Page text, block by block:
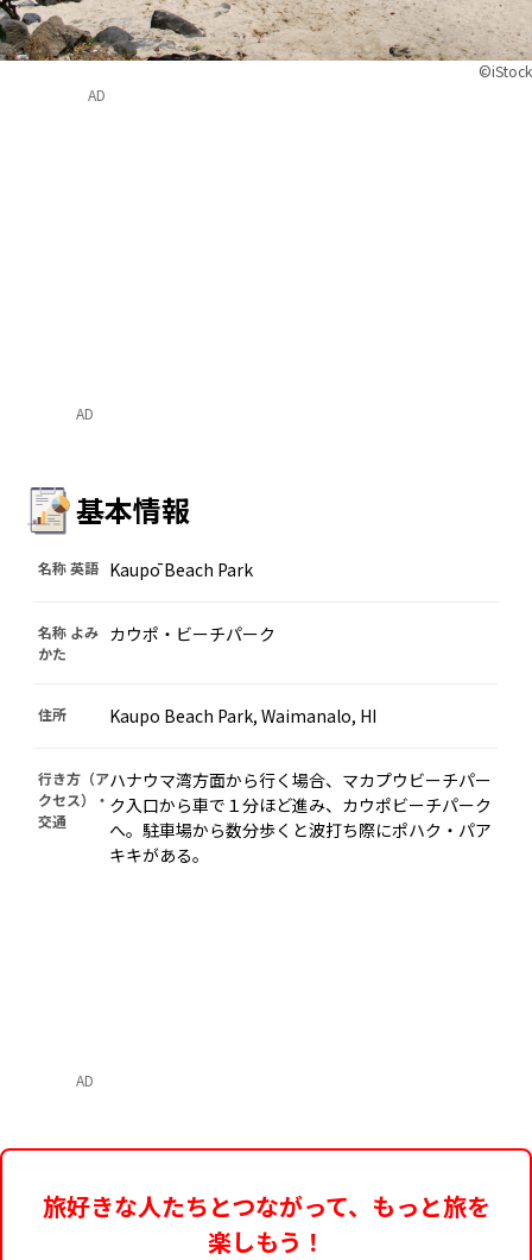
©iStock
AD
基本情報
名称 英語 Kaupō Beach Park
名称 よみ
かた
カウポ・ビーチパーク
住所 Kaupo Beach Park, Waimanalo, HI
行き方（ア
クセス）・
交通
ハナウマ湾方面から行く場合、マカプウビーチパー
ク入口から車で１分ほど進み、カウポビーチパーク
へ。駐車場から数分歩くと波打ち際にポハク・パア
キキがある。
AD
旅好きな人たちとつながって、もっと旅を
楽しもう！
AD